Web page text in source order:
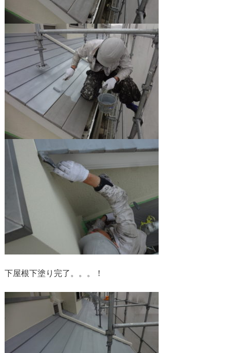
下屋根下塗り完了。。。！